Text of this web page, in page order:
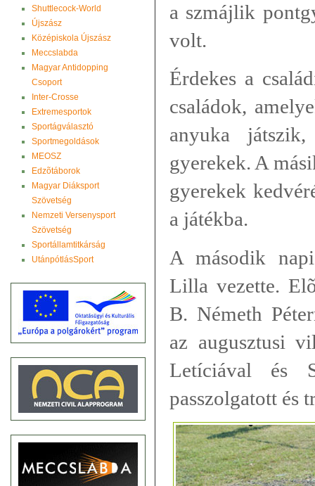
Shuttlecock-World
Újszász
Középiskola Újszász
Meccslabda
Magyar Antidopping
Csoport
Inter-Crosse
Extremesportok
Sportágválasztó
Sportmegoldások
MEOSZ
Edzõtáborok
Magyar Diáksport
Szövetség
Nemzeti Versenysport
Szövetség
Sportállamtitkárság
UtánpótlásSport
a szmájlik
volt.
Érdekes a
családok,
anyuka
gyerekek. A
gyerekek
a játékba.
A második
Lilla vezette.
B. Németh
az augusztusi
Letíciával és
passzolgatott és